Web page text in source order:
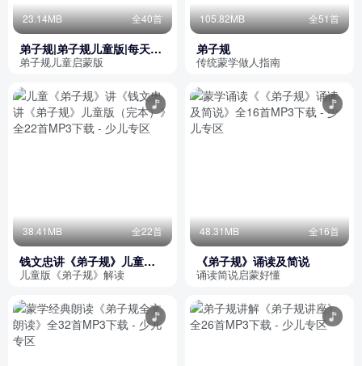
23.14MB 全40首
弟子规|弟子规儿童版|每天学
习弟子规
弟子规儿童启蒙版
105.82MB 全51首
弟子规
传统蒙学做人指南
38.41MB 全22首
钱文忠讲《弟子规》儿童版
（完本）
儿童版《弟子规》解读
48.31MB 全16首
《弟子规》诵读及简说
诵读简说启蒙好懂